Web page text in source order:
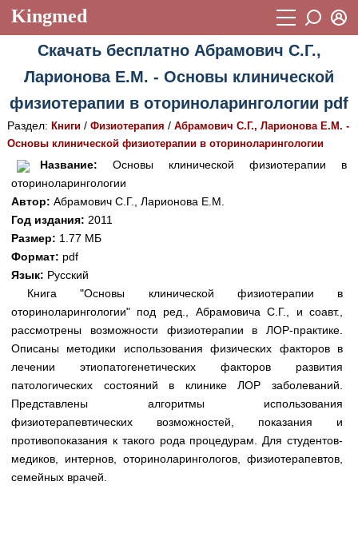
Kingmed
Учебный материал
Видеогалерея 899
Истории болезней 1268
Лекции и презентации
Аккредитационные тесты
Методические рекомендации
Научно-популярное
Новости (244)
Медицинская стандартизация
Нормы лабораторных и инструментальных
исследований
Обратная связь
Пароль
Восстановить пароль
Регистрация
Вход
Скачать бесплатно Абрамович С.Г.,
Ларионова Е.М. - Основы клинической
физиотерапии в оториноларингологии pdf
Раздел: Книги/ Физиотерапия / Абрамович С.Г., Ларионова Е.М. -
Основы клинической физиотерапии в оториноларингологии
Название: Основы клинической физиотерапии в
оториноларингологии
Автор: Абрамович С.Г., Ларионова Е.М.
Год издания: 2011
Размер: 1.77 МБ
Формат: pdf
Язык: Русский
Книга "Основы клинической физиотерапии в
оториноларингологии" под ред., Абрамовича С.Г., и соавт.,
рассмотрены возможности физиотерапии в ЛОР-практике.
Описаны методики использования физических факторов в
лечении этиопатогенетических факторов развития
патологических состояний в клинике ЛОР заболеваний.
Представлены алгоритмы использования
физиотерапевтических возможностей, показания и
противопоказания к такого рода процедурам. Для студентов-
медиков, интернов, оториноларингологов, физиотерапевтов,
семейных врачей.